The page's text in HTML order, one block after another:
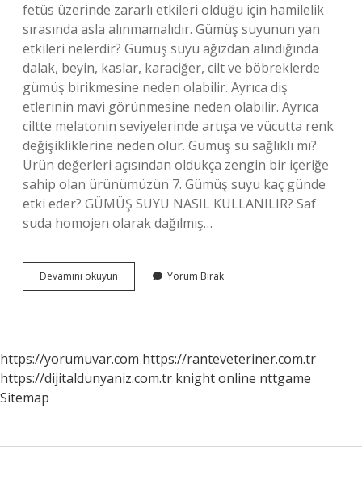
fetüs üzerinde zararlı etkileri olduğu için hamilelik
sırasında asla alınmamalıdır. Gümüş suyunun yan
etkileri nelerdir? Gümüş suyu ağızdan alındığında
dalak, beyin, kaslar, karaciğer, cilt ve böbreklerde
gümüş birikmesine neden olabilir. Ayrıca diş
etlerinin mavi görünmesine neden olabilir. Ayrıca
ciltte melatonin seviyelerinde artışa ve vücutta renk
değişikliklerine neden olur. Gümüş su sağlıklı mı?
Ürün değerleri açısından oldukça zengin bir içeriğe
sahip olan ürünümüzün 7. Gümüş suyu kaç günde
etki eder? GÜMÜŞ SUYU NASIL KULLANILIR? Saf
suda homojen olarak dağılmış…
Devamını okuyun
Suyu
Yorum Bırak
https://yorumuvar.com https://ranteveteriner.com.tr
https://dijitaldunyaniz.com.tr knight online nttgame
Sitemap